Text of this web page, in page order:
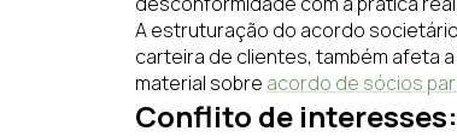
A estruturação do acordo
carteira de clientes, também afeta
material sobre acordo de sócios
Conflito de